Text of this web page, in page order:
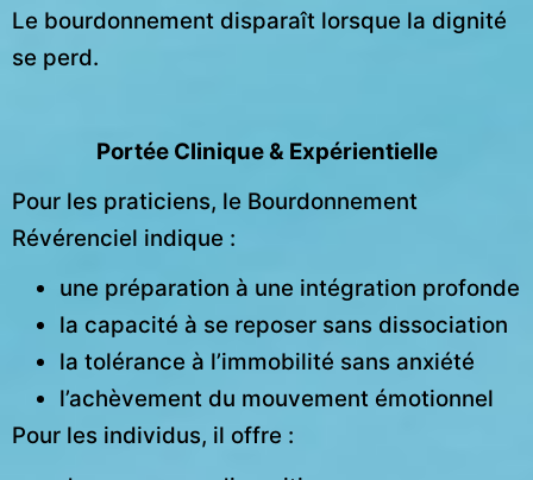
Le bourdonnement disparaît lorsque la dignité
se perd.
Portée Clinique & Expérientielle
Pour les praticiens, le Bourdonnement
Révérenciel indique :
une préparation à une intégration profonde
la capacité à se reposer sans dissociation
la tolérance à l’immobilité sans anxiété
l’achèvement du mouvement émotionnel
Pour les individus, il offre :